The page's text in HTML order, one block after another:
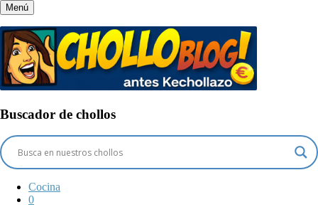
Menú
Buscador de chollos
Cocina
0